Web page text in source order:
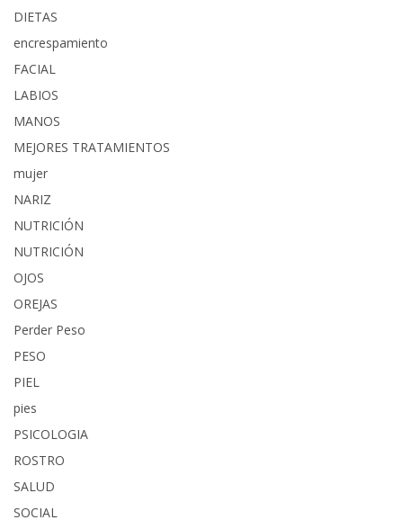
DIETAS
encrespamiento
FACIAL
LABIOS
MANOS
MEJORES TRATAMIENTOS
mujer
NARIZ
NUTRICIÓN
NUTRICIÓN
OJOS
OREJAS
Perder Peso
PESO
PIEL
pies
PSICOLOGIA
ROSTRO
SALUD
SOCIAL